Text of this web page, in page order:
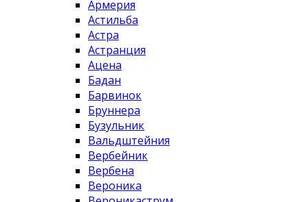
Армерия
Астильба
Астра
Астранция
Ацена
Бадан
Барвинок
Бруннера
Бузульник
Вальдштейния
Вербейник
Вербена
Вероника